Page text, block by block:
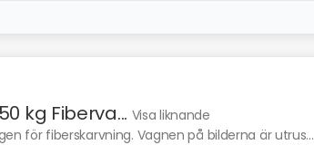
kg Fiberva... Visa liknande
för fiberskarvning. Vagnen på bilderna är utrus...